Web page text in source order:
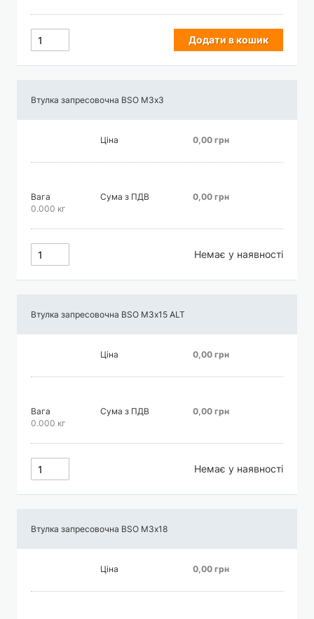
Додати в кошик
Втулка запресовочна BSO М3х3
Ціна 0,00 грн
Вага
0.000 кг
Сума з ПДВ 0,00 грн
Немає у наявності
Втулка запресовочна BSO М3х15 АLT
Ціна 0,00 грн
Вага
0.000 кг
Сума з ПДВ 0,00 грн
Немає у наявності
Втулка запресовочна BSO М3х18
Ціна 0,00 грн